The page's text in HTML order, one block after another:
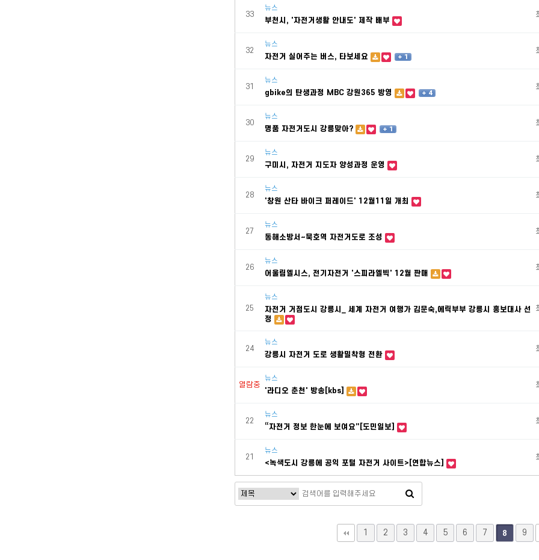
33
뉴스
부천시, '자전거생활 안내도' 제작 배부
32
뉴스
자전거 실어주는 버스, 타보세요 + 1
31
뉴스
gbike의 탄생과정 MBC 강원365 방영 + 4
30
뉴스
명품 자전거도시 강릉맞아? + 1
29
뉴스
구미시, 자전거 지도자 양성과정 운영
28
뉴스
'창원 산타 바이크 퍼레이드' 12월11일 개최
27
뉴스
동해소방서~묵호역 자전거도로 조성
26
뉴스
어울림엘시스, 전기자전거 '스피라엘빅' 12월 판매
25
뉴스
자전거 거점도시 강릉시_ 세계 자전거 여행가 김문숙,에릭부부 강릉시 홍보대사 선
정
24
뉴스
강릉시 자전거 도로 생활밀착형 전환
열람중
뉴스
'라디오 춘천' 방송[kbs]
22
뉴스
“자전거 정보 한눈에 보여요”[도민일보]
21
뉴스
<녹색도시 강릉에 공익 포털 자전거 사이트>[연합뉴스]
1 2 3 4 5 6 7 8 9